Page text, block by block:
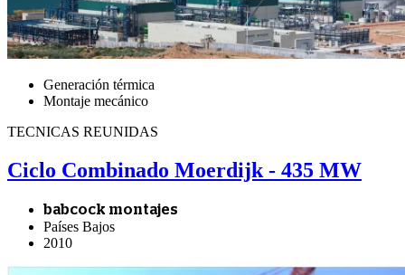
Generación térmica
Montaje mecánico
TECNICAS REUNIDAS
Ciclo Combinado Moerdijk - 435 MW
babcock montajes
Países Bajos
2010